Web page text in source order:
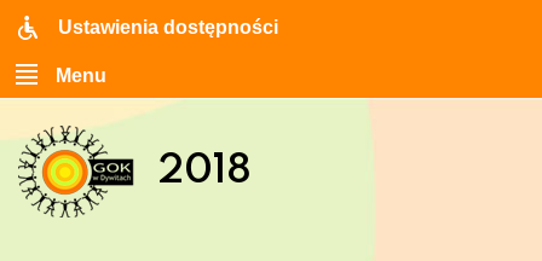
Ustawienia dostępności
Menu
2018